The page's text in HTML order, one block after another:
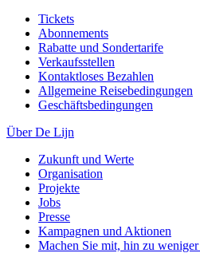
Tickets
Abonnements
Rabatte und Sondertarife
Verkaufsstellen
Kontaktloses Bezahlen
Allgemeine Reisebedingungen
Geschäftsbedingungen
Über De Lijn
Zukunft und Werte
Organisation
Projekte
Jobs
Presse
Kampagnen und Aktionen
Machen Sie mit, hin zu weniger